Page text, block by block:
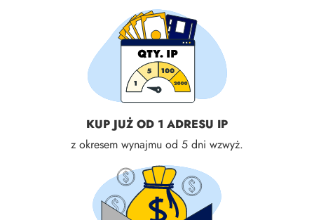
KUP JUŻ OD 1 ADRESU IP
z okresem wynajmu od 5 dni wzwyż.